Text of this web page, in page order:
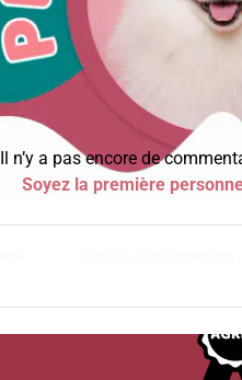
Il n’y a pas encore de
Soyez la première